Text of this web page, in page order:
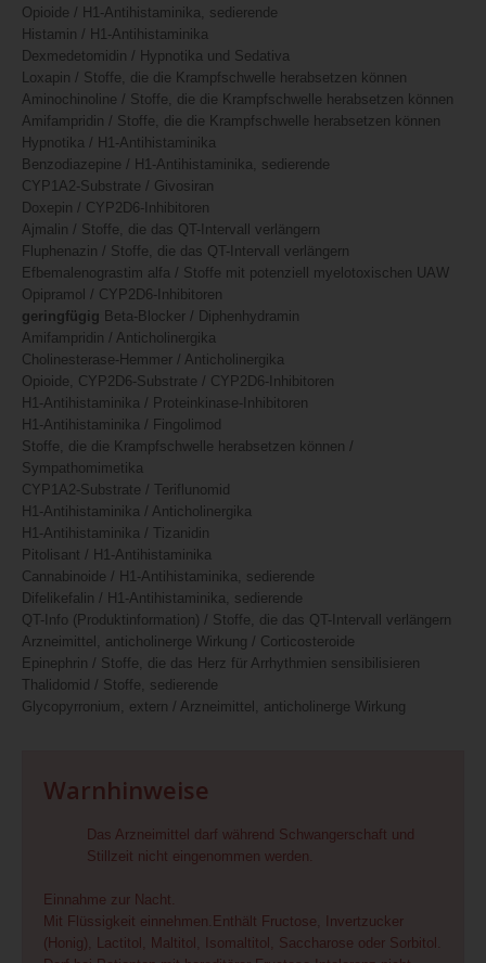
Opioide / H1-Antihistaminika, sedierende
Histamin / H1-Antihistaminika
Dexmedetomidin / Hypnotika und Sedativa
Loxapin / Stoffe, die die Krampfschwelle herabsetzen können
Aminochinoline / Stoffe, die die Krampfschwelle herabsetzen können
Amifampridin / Stoffe, die die Krampfschwelle herabsetzen können
Hypnotika / H1-Antihistaminika
Benzodiazepine / H1-Antihistaminika, sedierende
CYP1A2-Substrate / Givosiran
Doxepin / CYP2D6-Inhibitoren
Ajmalin / Stoffe, die das QT-Intervall verlängern
Fluphenazin / Stoffe, die das QT-Intervall verlängern
Efbemalenograstim alfa / Stoffe mit potenziell myelotoxischen UAW
Opipramol / CYP2D6-Inhibitoren
geringfügig Beta-Blocker / Diphenhydramin
Amifampridin / Anticholinergika
Cholinesterase-Hemmer / Anticholinergika
Opioide, CYP2D6-Substrate / CYP2D6-Inhibitoren
H1-Antihistaminika / Proteinkinase-Inhibitoren
H1-Antihistaminika / Fingolimod
Stoffe, die die Krampfschwelle herabsetzen können /
Sympathomimetika
CYP1A2-Substrate / Teriflunomid
H1-Antihistaminika / Anticholinergika
H1-Antihistaminika / Tizanidin
Pitolisant / H1-Antihistaminika
Cannabinoide / H1-Antihistaminika, sedierende
Difelikefalin / H1-Antihistaminika, sedierende
QT-Info (Produktinformation) / Stoffe, die das QT-Intervall verlängern
Arzneimittel, anticholinerge Wirkung / Corticosteroide
Epinephrin / Stoffe, die das Herz für Arrhythmien sensibilisieren
Thalidomid / Stoffe, sedierende
Glycopyrronium, extern / Arzneimittel, anticholinerge Wirkung
Warnhinweise
Das Arzneimittel darf während Schwangerschaft und
Stillzeit nicht eingenommen werden.
Einnahme zur Nacht.
Mit Flüssigkeit einnehmen.Enthält Fructose, Invertzucker
(Honig), Lactitol, Maltitol, Isomaltitol, Saccharose oder Sorbitol.